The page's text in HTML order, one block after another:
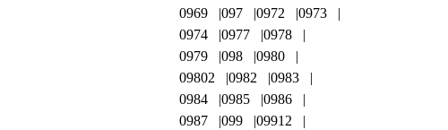
0969
097 0972
0973
0974
0977
0978
0979
098
0980
09802
0982
0983
0984
0985
0986
0987
099
09912